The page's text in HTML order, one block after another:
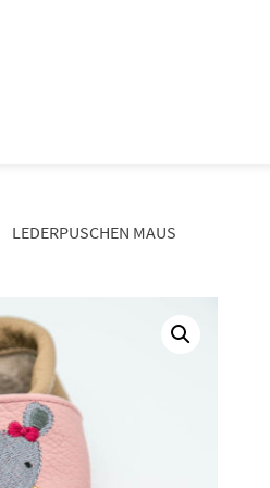
LEDERPUSCHEN MAUS